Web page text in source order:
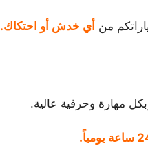
من أي خدش أو احتكاك.
مهارة وحرفية عالية.